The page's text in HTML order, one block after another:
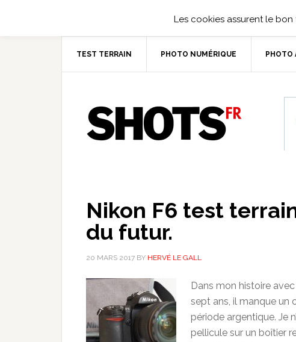
TEST TERRAIN PHOTO NUMÉRIQUE PHOTO
Nikon F6 test
du futur.
20 MARS 2017 BY HERVÉ LE GALL
Dans mon histoire
sept ans, il manque un
période argentique. Je
pellicule sur un boîtier
Les cookies assurent le